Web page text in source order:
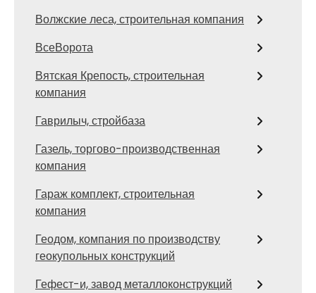
Волжские леса, строительная компания
ВсеВорота
Вятская Крепость, строительная
компания
Гаврилыч, стройбаза
Газель, торгово-производственная
компания
Гараж комплект, строительная
компания
Геодом, компания по производству
геокупольных конструкций
Гефест-и, завод металлоконструкций